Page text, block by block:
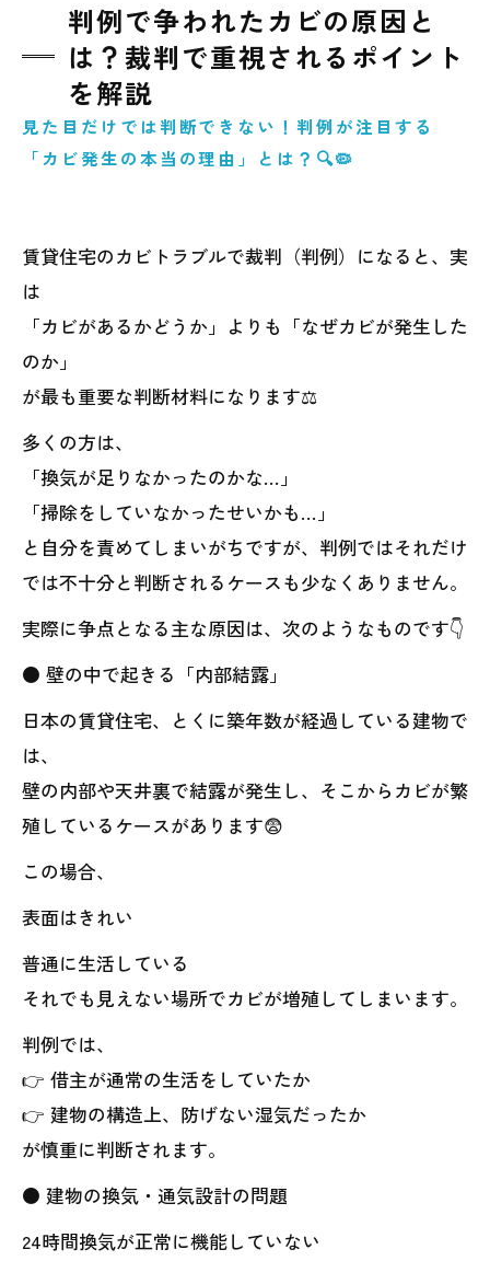
判例で争われたカビの原因と
は？裁判で重視されるポイント
を解説
見た目だけでは判断できない！判例が注目する
「カビ発生の本当の理由」とは？🔍🦠
賃貸住宅のカビトラブルで裁判（判例）になると、実
は
「カビがあるかどうか」よりも「なぜカビが発生した
のか」
が最も重要な判断材料になります⚖️
多くの方は、
「換気が足りなかったのかな…」
「掃除をしていなかったせいかも…」
と自分を責めてしまいがちですが、判例ではそれだけ
では不十分と判断されるケースも少なくありません。
実際に争点となる主な原因は、次のようなものです👇
● 壁の中で起きる「内部結露」
日本の賃貸住宅、とくに築年数が経過している建物で
は、
壁の内部や天井裏で結露が発生し、そこからカビが繁
殖しているケースがあります😨
この場合、
表面はきれい
普通に生活している
それでも見えない場所でカビが増殖してしまいます。
判例では、
👉 借主が通常の生活をしていたか
👉 建物の構造上、防げない湿気だったか
が慎重に判断されます。
● 建物の換気・通気設計の問題
24時間換気が正常に機能していない